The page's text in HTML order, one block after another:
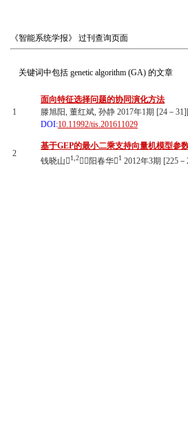
《智能系统学报》 过刊查询页面
关键词中包括 genetic algorithm (GA) 的文章
1
面向特征选择问题的协同演化方法
滕旭阳, 董红斌, 孙静 2017年1期 [24－
DOI:10.11992/tis.201611029
2
基于GEP的最小二乘支持向量机模型参
钱晓山1,2，阳春华1 2012年3期 [225